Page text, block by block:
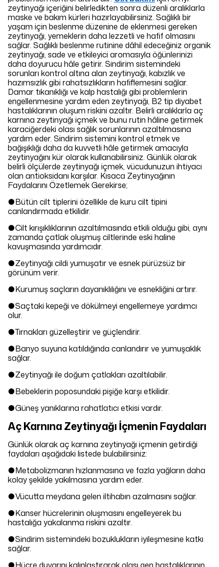
zeytinyağı içeriğini belirledikten sonra düzenli aralıklarla
maske ve bakım kürleri hazırlayabilirsiniz. Sağlıklı bir
yaşam için beslenme düzenine de eklenmesi gereken
zeytinyağı, yemeklerin daha lezzetli ve hafif olmasını
sağlar. Sağlıklı beslenme rutinine dâhil edeceğiniz organik
zeytinyağı, sade ve etkileyici aromasıyla öğünlerinizi
daha doyurucu hâle getirir. Sindirim sistemindeki
sorunları kontrol altına alan zeytinyağı, kabızlık ve
hazımsızlık gibi rahatsızlıkların hafiflemesini sağlar.
Damar tıkanıklığı ve kalp hastalığı gibi problemlerin
engellenmesine yardım eden zeytinyağı, B2 tip diyabet
hastalıklarının oluşum riskini azaltır. Belirli aralıklarla aç
karnına zeytinyağı içmek ve bunu rutin hâline getirmek
karaciğerdeki olası sağlık sorunlarının azaltılmasına
yardım eder. Sindirim sistemini kontrol etmek ve
bağışıklığı daha da kuvvetli hâle getirmek amacıyla
zeytinyağını kür olarak kullanabilirsiniz. Günlük olarak
belirli ölçülerde zeytinyağı içmek, vücudunuzun ihtiyacı
olan antioksidanı karşılar. Kısaca Zeytinyağının
Faydalarını Özetlemek Gerekirse;
●Bütün cilt tiplerini özellikle de kuru cilt tipini
canlandırmada etkilidir.
●Cilt kırışıklıklarının azaltılmasında etkili olduğu gibi, aynı
zamanda çatlak oluşmuş ciltlerinde eski haline
kavuşmasında yardımcıdır.
●Zeytinyağı cildi yumuşatır ve esnek pürüzsüz bir
görünüm verir.
●Kurumuş saçların dayanıklılığını ve esnekliğini artırır.
●Saçtaki kepeği ve dökülmeyi engellemeye yardımcı
olur.
●Tırnakları güzelleştirir ve güçlendirir.
●Banyo suyuna katıldığında canlandırır ve yumuşaklık
sağlar.
●Zeytinyağı ile doğum çatlakları azaltılabilir.
●Bebeklerin poposundaki pişiğe karşı etkilidir.
●Güneş yanıklarına rahatlatıcı etkisi vardır.
Aç Karnına Zeytinyağı İçmenin Faydaları
Günlük olarak aç karnına zeytinyağı içmenin getirdiği
faydaları aşağıdaki listede bulabilirsiniz:
●Metabolizmanın hızlanmasına ve fazla yağların daha
kolay şekilde yakılmasına yardım eder.
●Vücutta meydana gelen iltihabın azalmasını sağlar.
●Kanser hücrelerinin oluşmasını engelleyerek bu
hastalığa yakalanma riskini azaltır.
●Sindirim sistemindeki bozuklukların iyileşmesine katkı
sağlar.
Şans Çarkı ! 🍀
Çarkı Çevir👇 Sende Kazan ✨
Tanıtım, pazarlama vb. amaçlarla tarafıma ticari elektronik ileti gönderilmesine
Paylaştığım bilgilerin KVKK kapsamındakorunmasını ve bilgilendirmeleri
almayı kabul ediyorum.
Çevir Kazan
Sepette 1000 TL ve üzerine sürpriz indirimler 🌸